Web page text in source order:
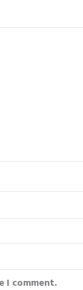
I comment.